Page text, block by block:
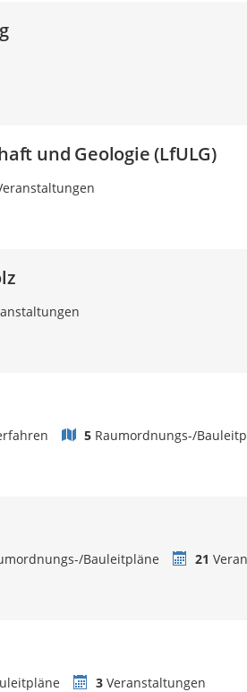
und Geologie (LfULG)
5 Raumordnungs-/
Bauleitpläne 21
3 Veranstaltungen